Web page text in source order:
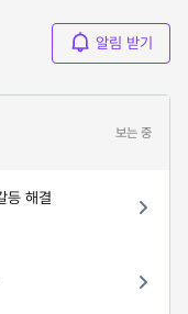
알림 받기
보는 중
등 해결